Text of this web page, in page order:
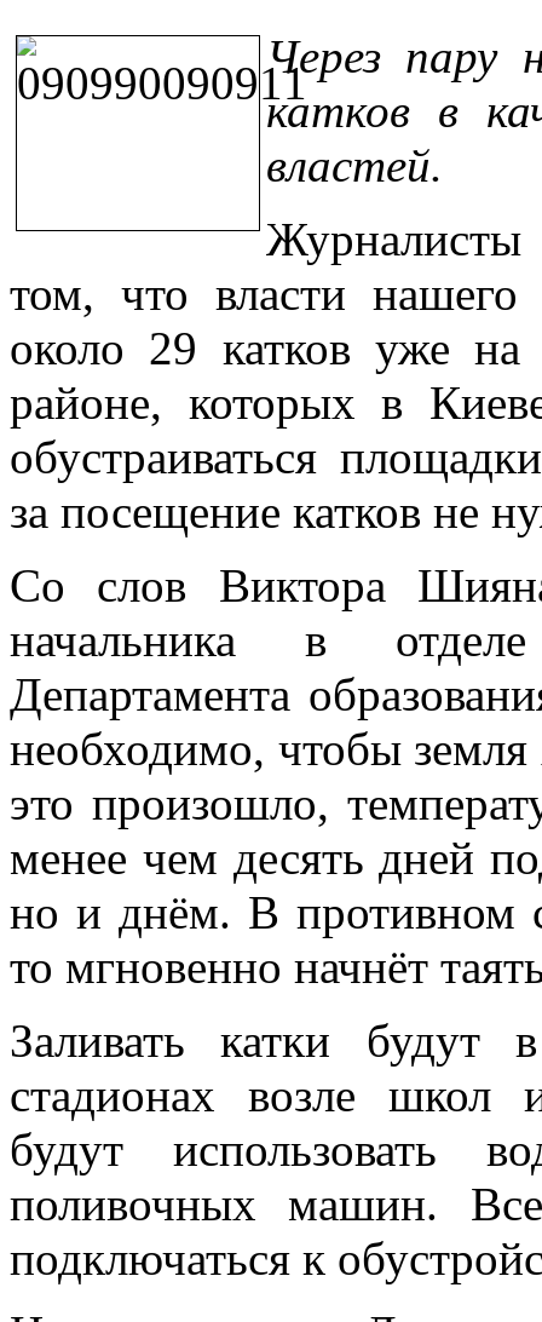
Через пару
катков в
властей.
Журналисты
том, что власти нашего
около 29 катков уже
районе, которых в
обустраиваться
за посещение катков не
Со слов Виктора
начальника в
Департамента
необходимо, чтобы
это произошло,
менее чем десять дней
но и днём. В противном
то мгновенно начнёт
Заливать катки будут
стадионах возле школ
будут использовать
поливочных машин.
подключаться к